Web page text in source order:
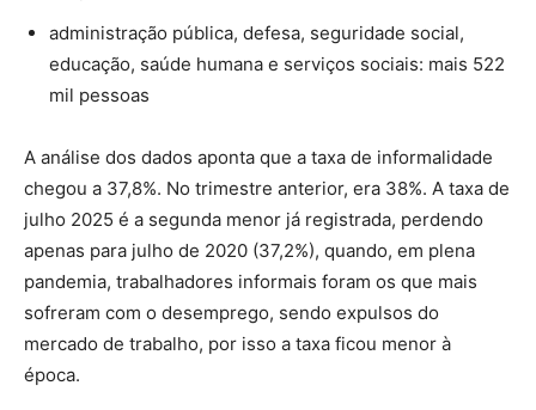
administração pública, defesa, seguridade social,
educação, saúde humana e serviços sociais: mais 522
mil pessoas
A análise dos dados aponta que a taxa de informalidade
chegou a 37,8%. No trimestre anterior, era 38%. A taxa de
julho 2025 é a segunda menor já registrada, perdendo
apenas para julho de 2020 (37,2%), quando, em plena
pandemia, trabalhadores informais foram os que mais
sofreram com o desemprego, sendo expulsos do
mercado de trabalho, por isso a taxa ficou menor à
época.